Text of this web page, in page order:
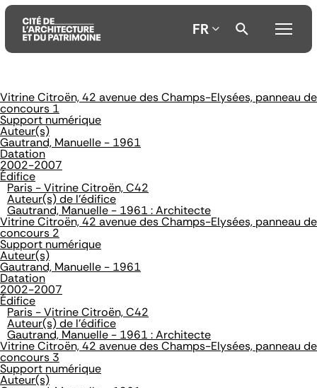
Aller
au
contenu
principal
Aller
au
menu
principal
Aller
à
la
recherche
FR
Vitrine Citroën, 42 avenue des Champs-Elysées, panneau de
concours 1
Support numérique
Auteur(s)
Gautrand, Manuelle - 1961
Datation
2002-2007
Édifice
Paris - Vitrine Citroën, C42
Auteur(s) de l'édifice
Gautrand, Manuelle - 1961 : Architecte
Vitrine Citroën, 42 avenue des Champs-Elysées, panneau de
concours 2
Support numérique
Auteur(s)
Gautrand, Manuelle - 1961
Datation
2002-2007
Édifice
Paris - Vitrine Citroën, C42
Auteur(s) de l'édifice
Gautrand, Manuelle - 1961 : Architecte
Vitrine Citroën, 42 avenue des Champs-Elysées, panneau de
concours 3
Support numérique
Auteur(s)